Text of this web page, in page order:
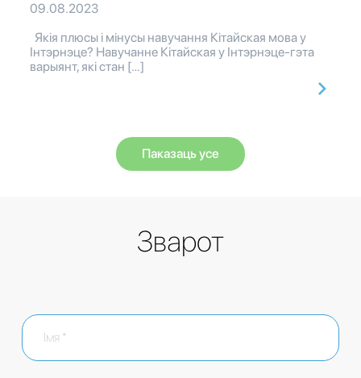
09.08.2023
Якія плюсы і мінусы навучання Кітайская мова у
Інтэрнэце? Навучанне Кітайская у Інтэрнэце-гэта
варыянт, які стан […]
Паказаць усе
Зварот